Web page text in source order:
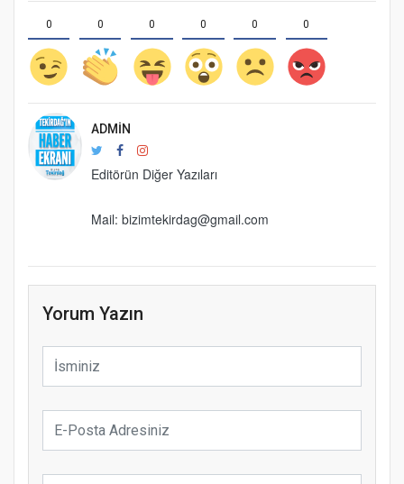
0 0 0 0 0 0
ADMIN
Editörün Diğer Yazıları
Mail: bizimtekirdag@gmail.com
Yorum Yazın